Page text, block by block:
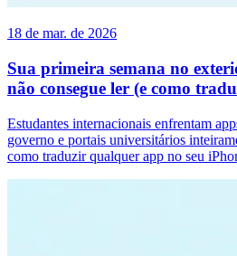
18 de mar. de 2026
Sua primeira semana no
não consegue ler (e como
Estudantes internacionais enfrentam
governo e portais universitários
como traduzir qualquer app no seu